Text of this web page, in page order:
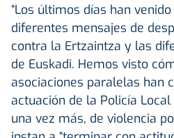
“Los últimos días han
diferentes mensajes de
contra la Ertzaintza y las
de Euskadi. Hemos visto
asociaciones paralelas han
actuación de la Policía
una vez más, de violencia